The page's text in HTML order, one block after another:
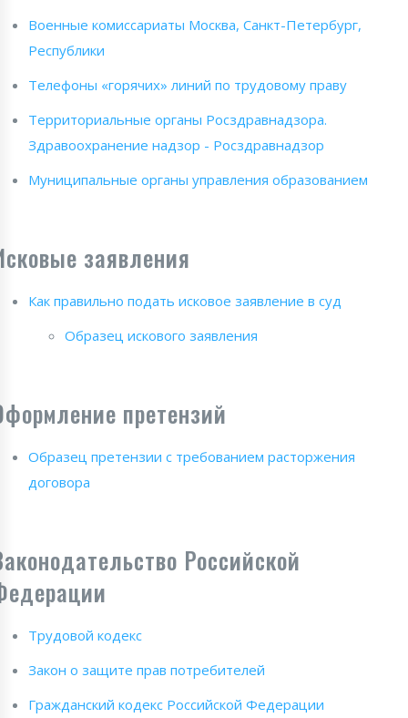
Военные комиссариаты Москва, Санкт-Петербург,
Республики
Телефоны «горячих» линий по трудовому праву
Территориальные органы Росздравнадзора.
Здравоохранение надзор - Росздравнадзор
Муниципальные органы управления образованием
заявления
Как правильно подать исковое заявление в суд
Образец искового заявления
претензий
Образец претензии с требованием расторжения
договора
Российской
Трудовой кодекс
Закон о защите прав потребителей
Гражданский кодекс Российской Федерации